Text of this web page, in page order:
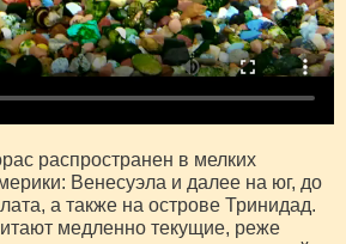
распространен в мелких
Венесуэла и далее на юг, до
а также на острове Тринидад.
медленно текущие, реже